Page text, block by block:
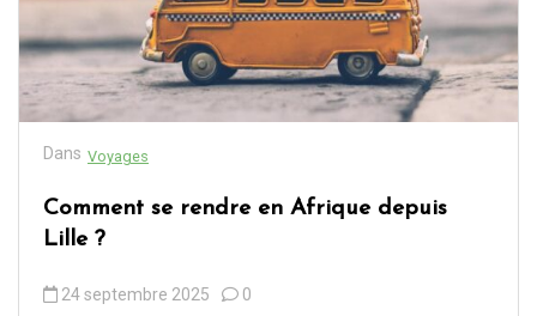
Dans Voyages
Comment se rendre en Afrique depuis
Lille ?
24 septembre 2025 0